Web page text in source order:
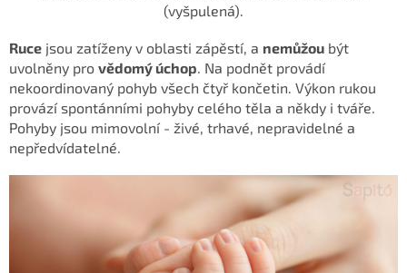
(vyšpulená).
Ruce jsou zatíženy v oblasti zápěstí, a nemůžou být
uvolněny pro vědomý úchop . Na podnět provádí
nekoordinovaný pohyb všech čtyř končetin. Výkon rukou
provází spontánními pohyby celého těla a někdy i tváře.
Pohyby jsou mimovolní - živé, trhavé, nepravidelné a
nepředvídatelné.